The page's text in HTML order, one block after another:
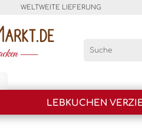
WELTWEITE LIEFERUNG
LEBKUCHEN